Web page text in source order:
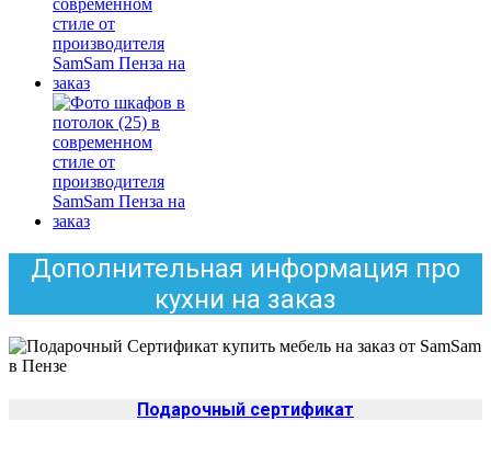
Дополнительная информация про
кухни на заказ
Подарочный сертификат